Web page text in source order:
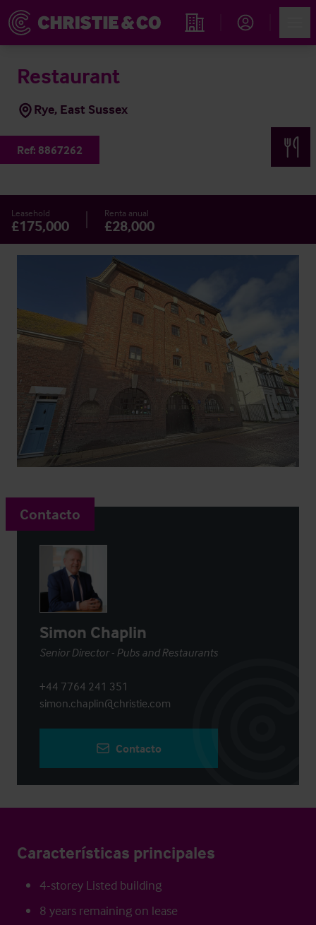
Propiedades
Restaurant
Rye, East Sussex
Ref: 8867262
Leasehold
£175,000
Renta anual
£28,000
Contacto
Simon Chaplin
Senior Director - Pubs and Restaurants
+44 7764 241 351
simon.chaplin@christie.com
Contacto
Características principales
4-storey Listed building
8 years remaining on lease